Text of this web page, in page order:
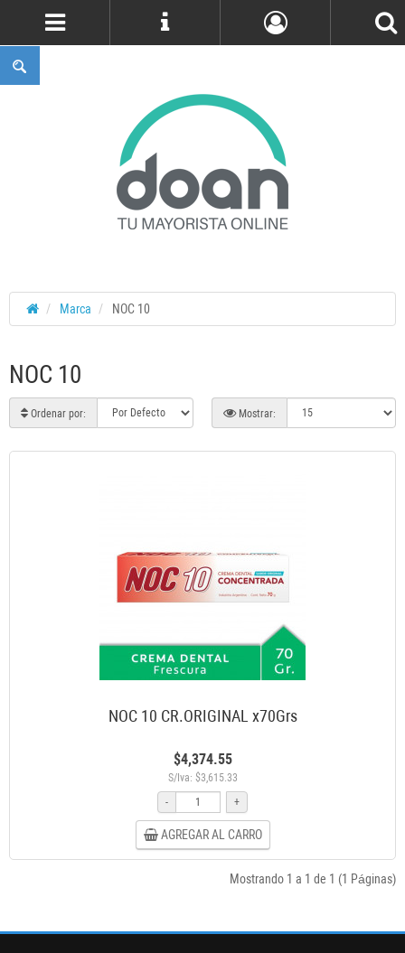
Marca NOC 10
NOC 10
Ordenar por: Mostrar:
NOC 10 CR.ORIGINAL x70Grs
$4,374.55
S/Iva: $3,615.33
-
+
AGREGAR AL CARRO
Mostrando 1 a 1 de 1 (1 Páginas)